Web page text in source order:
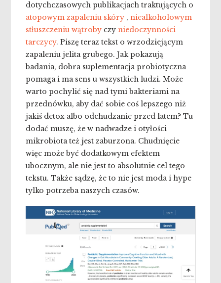
dotychczasowych publikacjach traktujących o
atopowym zapaleniu skóry ,niealkoholowym
stłuszczeniu wątroby czyniedoczynności
tarczycy. Piszę teraz tekst o wrzodziejącym
zapaleniu jelita grubego. Jak pokazują
badania, dobra suplementacja probiotyczna
pomaga i ma sens u wszystkich ludzi. Może
warto pochylić się nad tymi bakteriami na
przednówku, aby dać sobie coś lepszego niż
jakiś detox albo odchudzanie przed latem? Tu
dodać muszę, że w nadwadze i otyłości
mikrobiota też jest zaburzona. Chudnięcie
więc może być dodatkowym efektem
ubocznym, ale nie jest to absolutnie cel tego
tekstu. Także sądzę, że to nie jest moda i hype
tylko potrzeba naszych czasów.